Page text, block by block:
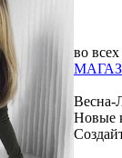
во всех
Весна-
Новые